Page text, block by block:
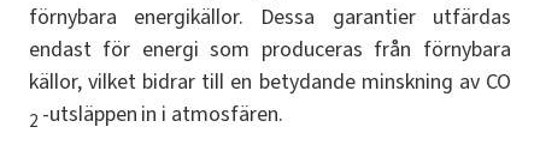
förnybara energikällor. Dessa garantier utfärdas
endast för energi som produceras från förnybara
källor, vilket bidrar till en betydande minskning av CO
2 -utsläppen in i atmosfären.